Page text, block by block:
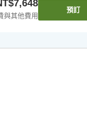
與其他費用
預訂